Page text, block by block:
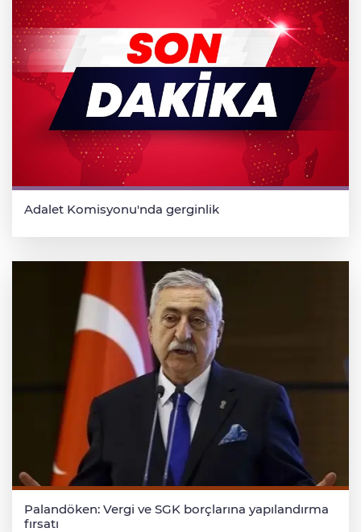
Adalet Komisyonu'nda gerginlik
Palandöken: Vergi ve SGK borçlarına yapılandırma
fırsatı